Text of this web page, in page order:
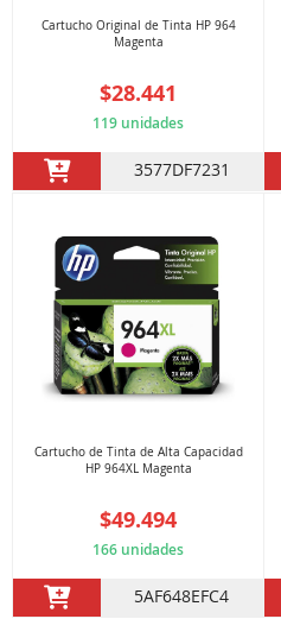
Cartucho Original de Tinta HP 964
Magenta
$28.441
119 unidades
3577DF7231
Cartucho de Tinta de Alta Capacidad
HP 964XL Magenta
$49.494
166 unidades
5AF648EFC4